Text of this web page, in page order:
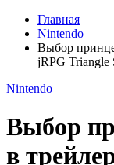
Главная
Nintendo
Выбор
jRPG Triangle
Nintendo
Выбор
в